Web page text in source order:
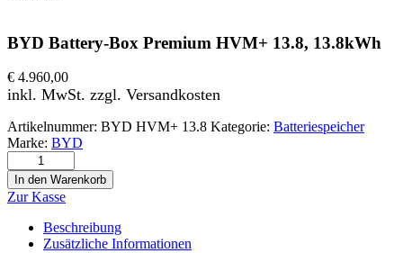
BYD Battery-Box Premium HVM+ 13.8, 13.8kWh
€ 4.960,00
inkl. MwSt. zzgl. Versandkosten
Artikelnummer: BYD HVM+ 13.8 Kategorie: Batteriespeicher
Marke: BYD
BYD Battery-Box Premium HVM+ 13.8, 13.8kWh Menge
In den Warenkorb
Zur Kasse
Beschreibung
Zusätzliche Informationen